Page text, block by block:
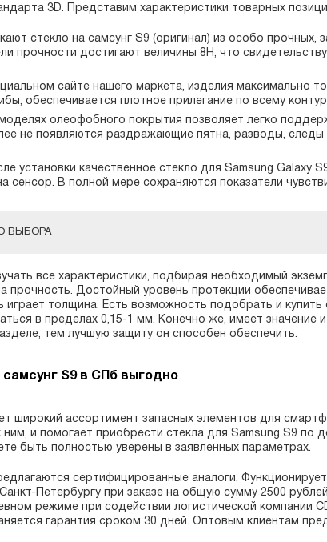
3D. Представим характеристики товарных
стекло на самсунг S9 (оригинал) из особо прочных,
прочности достигают величины 8H, что
сайте нашего маркета, изделия максимально
обеспечивается плотное прилегание по всему
олеофобного покрытия позволяет легко
не появляются раздражающие пятна, разводы, следы
установки качественное стекло для Samsung Galaxy
сенсор. В полной мере сохраняются показатели
ВЫБОРА
все характеристики, подбирая необходимый
прочность. Достойный уровень протекции
толщина. Есть возможность подобрать и купить
в пределах 0,15-1 мм. Конечно же, имеет значение
тем лучшую защиту он способен обеспечить.
S9 в СПб выгодно
широкий ассортимент запасных элементов для
и помогает приобрести стекла для Samsung S9 по
быть полностью уверены в заявленных параметрах.
сертифицированные аналоги.
Петербургу при заказе на общую сумму 2500
режиме при содействии логистической компании
гарантия сроком 30 дней. Оптовым клиентам